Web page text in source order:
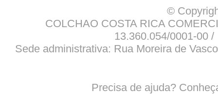
©
COLCHAO COSTA RICA
13.360.054/0001-00
Sede administrativa: Rua Moreira de
Precisa de ajuda?